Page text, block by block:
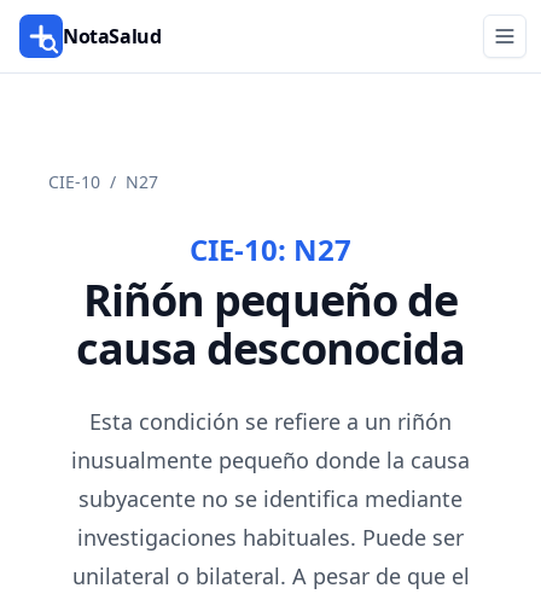
NotaSalud
CIE-10 / N27
CIE-10: N27
Riñón pequeño de
causa desconocida
Esta condición se refiere a un riñón
inusualmente pequeño donde la causa
subyacente no se identifica mediante
investigaciones habituales. Puede ser
unilateral o bilateral. A pesar de que el